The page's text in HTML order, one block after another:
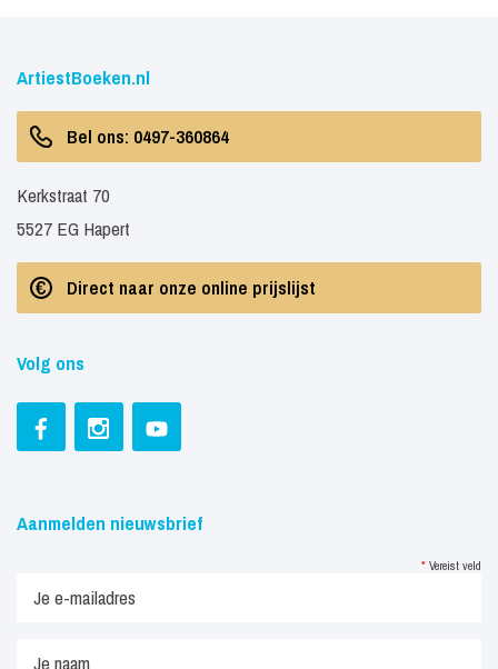
ArtiestBoeken.nl
Bel ons: 0497-360864
Kerkstraat 70
5527 EG Hapert
Direct naar onze online prijslijst
Volg ons
Aanmelden nieuwsbrief
* Vereist veld